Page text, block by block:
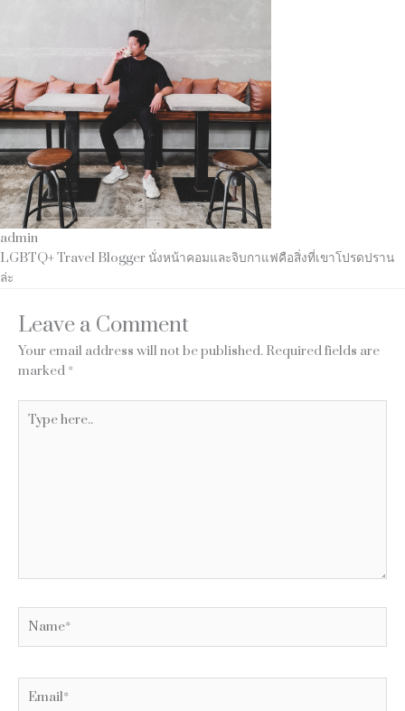
admin
LGBTQ+ Travel Blogger นั่งหน้าคอมและจิบกาแฟคือสิ่งที่เขาโปรดปราน
ล่ะ
Leave a Comment
Your email address will not be published. Required fields are
marked *
here..